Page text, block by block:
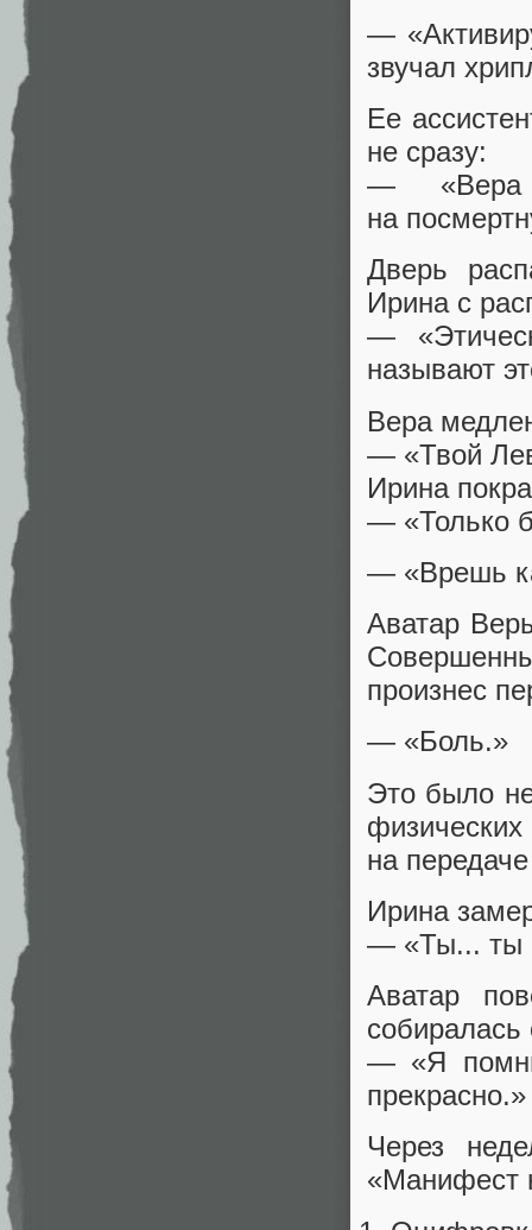
—
звучал
Ее
не сразу:
— «Вера
на
Дверь
Ирина с
—
называют
Вера
— «Твой
Ирина
— «Только
— «Врешь
Аватар
произнес
— «Боль.»
Это было
на
Ирина
— «Ты... ты
Аватар
собиралась
— «Я
прекрасно.»
Через
«Манифест